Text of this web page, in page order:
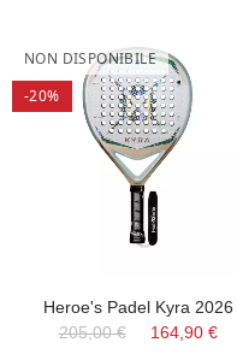
NON DISPONIBILE
-20%
Heroe's Padel Kyra 2026
205,00 €
164,90 €